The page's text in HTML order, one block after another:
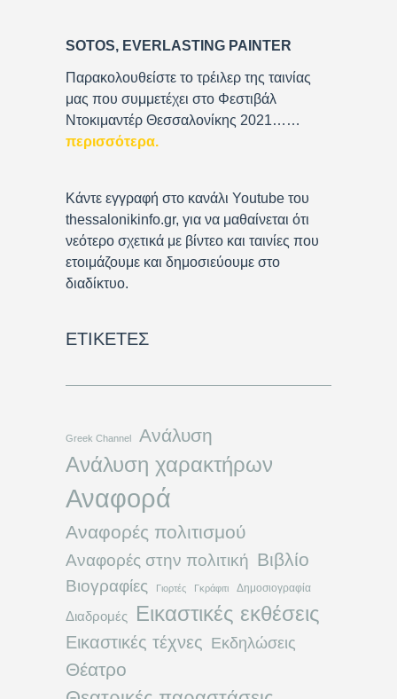
e
r
SOTOS, EVERLASTING PAINTER
Παρακολουθείστε το τρέιλερ της ταινίας
μας που συμμετέχει στο Φεστιβάλ
Ντοκιμαντέρ Θεσσαλονίκης 2021……
περισσότερα.
Κάντε εγγραφή στο κανάλι Youtube του
thessalonikinfo.gr, για να μαθαίνεται ότι
νεότερο σχετικά με βίντεο και ταινίες που
ετοιμάζουμε και δημοσιεύουμε στο
διαδίκτυο.
ΕΤΙΚΈΤΕΣ
Greek Channel Ανάλυση
Ανάλυση χαρακτήρων
Αναφορά
Αναφορές πολιτισμού
Αναφορές στην πολιτική Βιβλίο
Βιογραφίες Γιορτές Γκράφιτι Δημοσιογραφία
Διαδρομές Εικαστικές εκθέσεις
Εικαστικές τέχνες Εκδηλώσεις
Θέατρο